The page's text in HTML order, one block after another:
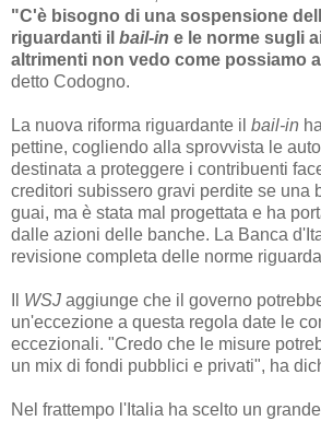
"C'è bisogno di una sospensione
riguardanti il bail-in e le norme sugli
altrimenti non vedo come possiamo
detto Codogno.
La nuova riforma riguardante il bail-in
pettine, cogliendo alla sprovvista le
destinata a proteggere i contribuenti
creditori subissero gravi perdite se una
guai, ma è stata mal progettata e ha
dalle azioni delle banche. La Banca
revisione completa delle norme
WSJ aggiunge che il governo
un'eccezione a questa regola date le
eccezionali. "Credo che le misure
un mix di fondi pubblici e privati", ha
Nel frattempo l'Italia ha scelto un